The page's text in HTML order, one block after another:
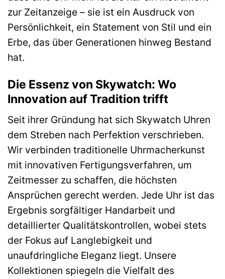
zur Zeitanzeige – sie ist ein Ausdruck von
Persönlichkeit, ein Statement von Stil und ein
Erbe, das über Generationen hinweg Bestand
hat.
Die Essenz von Skywatch: Wo
Innovation auf Tradition trifft
Seit ihrer Gründung hat sich Skywatch Uhren
dem Streben nach Perfektion verschrieben.
Wir verbinden traditionelle Uhrmacherkunst
mit innovativen Fertigungsverfahren, um
Zeitmesser zu schaffen, die höchsten
Ansprüchen gerecht werden. Jede Uhr ist das
Ergebnis sorgfältiger Handarbeit und
detaillierter Qualitätskontrollen, wobei stets
der Fokus auf Langlebigkeit und
unaufdringliche Eleganz liegt. Unsere
Kollektionen spiegeln die Vielfalt des